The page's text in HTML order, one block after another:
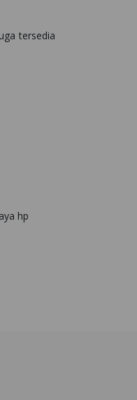
tersedia
hp